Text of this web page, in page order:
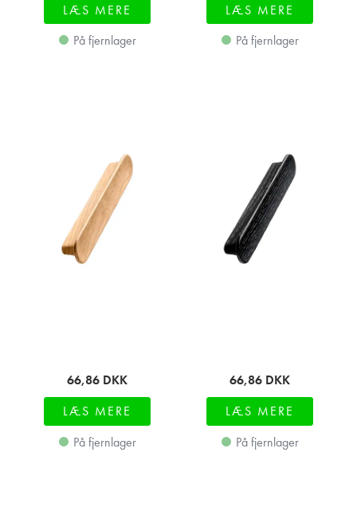
LÆS MERE
På fjernlager
LÆS MERE
På fjernlager
66,86 DKK
LÆS MERE
På fjernlager
66,86 DKK
LÆS MERE
På fjernlager